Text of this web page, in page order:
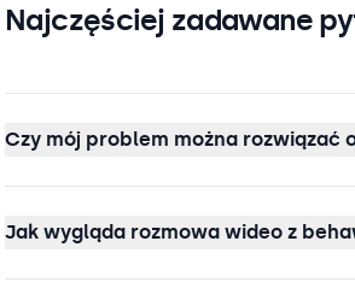
Najczęściej zadawane
Czy mój problem można rozwiązać
Jak wygląda rozmowa wideo z